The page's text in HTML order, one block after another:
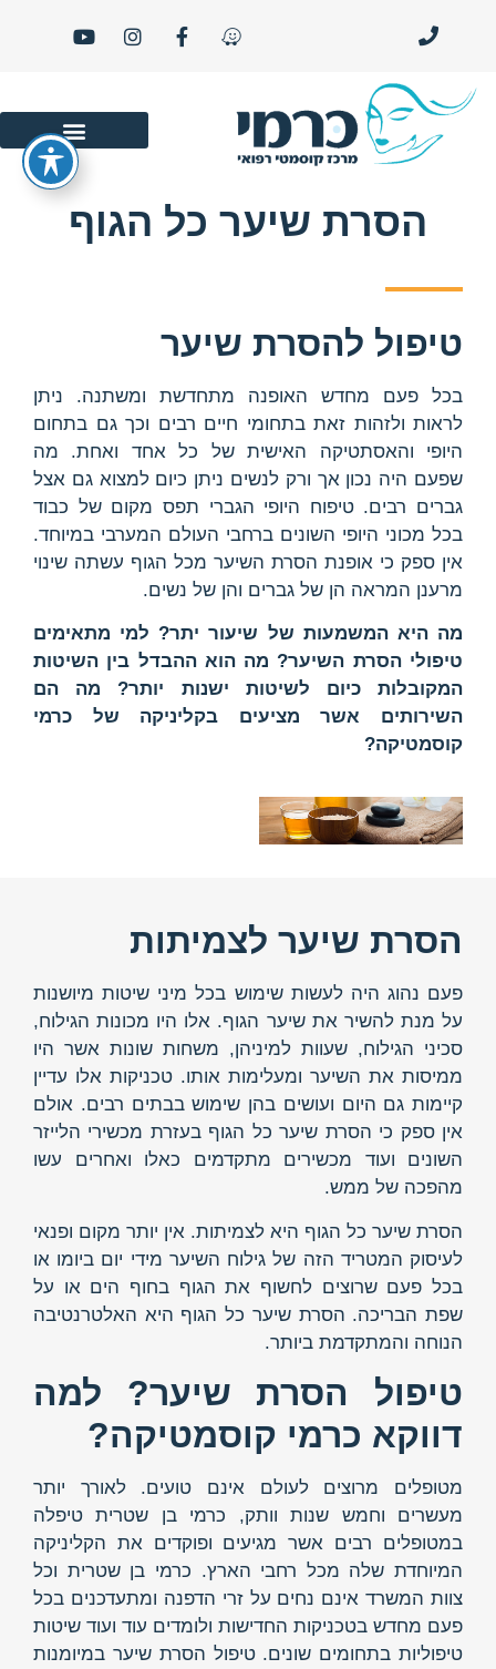
הסרת שיער כל הגוף
טיפול להסרת שיער
בכל פעם מחדש האופנה מתחדשת ומשתנה. ניתן
לראות ולזהות זאת בתחומי חיים רבים וכך גם בתחום
היופי והאסתטיקה האישית של כל אחד ואחת. מה
שפעם היה נכון אך ורק לנשים ניתן כיום למצוא גם אצל
גברים רבים. טיפוח היופי הגברי תפס מקום של כבוד
בכל מכוני היופי השונים ברחבי העולם המערבי במיוחד.
אין ספק כי אופנת הסרת השיער מכל הגוף עשתה שינוי
מרענן המראה הן של גברים והן של נשים.
מה היא המשמעות של שיעור יתר? למי מתאימים
טיפולי הסרת השיער? מה הוא ההבדל בין השיטות
המקובלות כיום לשיטות ישנות יותר? מה הם
השירותים אשר מציעים בקליניקה של כרמי
קוסמטיקה?
הסרת שיער לצמיתות
פעם נהוג היה לעשות שימוש בכל מיני שיטות מיושנות
על מנת להשיר את שיער הגוף. אלו היו מכונות הגילוח,
סכיני הגילוח, שעוות למיניהן, משחות שונות אשר היו
ממיסות את השיער ומעלימות אותו. טכניקות אלו עדיין
קיימות גם היום ועושים בהן שימוש בבתים רבים. אולם
אין ספק כי הסרת שיער כל הגוף בעזרת מכשירי הלייזר
השונים ועוד מכשירים מתקדמים כאלו ואחרים עשו
מהפכה של ממש.
הסרת שיער כל הגוף היא לצמיתות. אין יותר מקום ופנאי
לעיסוק המטריד הזה של גילוח השיער מידי יום ביומו או
בכל פעם שרוצים לחשוף את הגוף בחוף הים או על
שפת הבריכה. הסרת שיער כל הגוף היא האלטרנטיבה
הנוחה והמתקדמת ביותר.
טיפול הסרת שיער? למה
דווקא כרמי קוסמטיקה?
מטופלים מרוצים לעולם אינם טועים. לאורך יותר
מעשרים וחמש שנות וותק, כרמי בן שטרית טיפלה
במטופלים רבים אשר מגיעים ופוקדים את הקליניקה
המיוחדת שלה מכל רחבי הארץ. כרמי בן שטרית וכל
צוות המשרד אינם נחים על זרי הדפנה ומתעדכנים בכל
פעם מחדש בטכניקות החדישות ולומדים עוד ועוד שיטות
טיפוליות בתחומים שונים. טיפול הסרת שיער במיומנות